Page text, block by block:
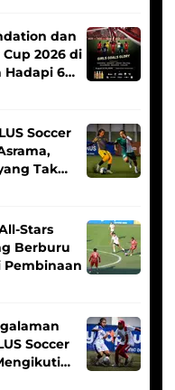
dan
2026 di
Hadapi 6
Soccer
Tak
Stars
Berburu
Pembinaan
Soccer